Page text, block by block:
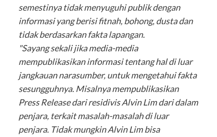
semestinya tidak menyuguhi publik dengan
informasi yang berisi fitnah, bohong, dusta dan
tidak berdasarkan fakta lapangan.
"Sayang sekali jika media-media
mempublikasikan informasi tentang hal di luar
jangkauan narasumber, untuk mengetahui fakta
sesungguhnya. Misalnya mempublikasikan
Press Release dari residivis Alvin Lim dari dalam
penjara, terkait masalah-masalah di luar
penjara. Tidak mungkin Alvin Lim bisa